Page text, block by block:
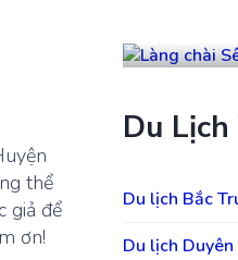
thể
giả để
ơn!
Du
Du lịch Bắc
Du lịch